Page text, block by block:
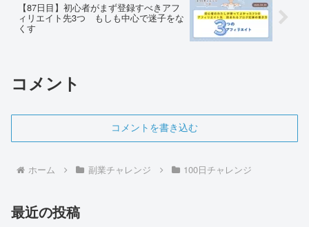
【87日目】初心者がまず登録すべきアフ
ィリエイト先3つ もしも中心で迷子をな
くす
コメント
コメントを書き込む
ホーム 副業チャレンジ 100日チャレンジ
最近の投稿